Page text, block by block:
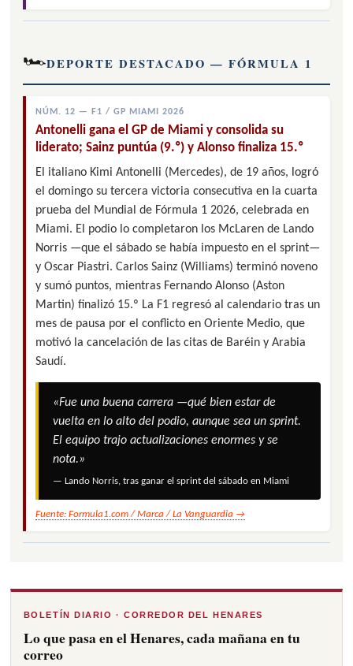
🏎DEPORTE DESTACADO — FÓRMULA 1
NÚM. 12 — F1 / GP MIAMI 2026
Antonelli gana el GP de Miami y consolida su
liderato; Sainz puntúa (9.º) y Alonso finaliza 15.º
El italiano Kimi Antonelli (Mercedes), de 19 años, logró
el domingo su tercera victoria consecutiva en la cuarta
prueba del Mundial de Fórmula 1 2026, celebrada en
Miami. El podio lo completaron los McLaren de Lando
Norris —que el sábado se había impuesto en el sprint—
y Oscar Piastri. Carlos Sainz (Williams) terminó noveno
y sumó puntos, mientras Fernando Alonso (Aston
Martin) finalizó 15.º La F1 regresó al calendario tras un
mes de pausa por el conflicto en Oriente Medio, que
motivó la cancelación de las citas de Baréin y Arabia
Saudí.
«Fue una buena carrera —qué bien estar de
vuelta en lo alto del podio, aunque sea un sprint.
El equipo trajo actualizaciones enormes y se
nota.»
— Lando Norris, tras ganar el sprint del sábado en Miami
Fuente: Formula1.com / Marca / La Vanguardia →
BOLETÍN DIARIO · CORREDOR DEL HENARES
Lo que pasa en el Henares, cada mañana en tu
correo